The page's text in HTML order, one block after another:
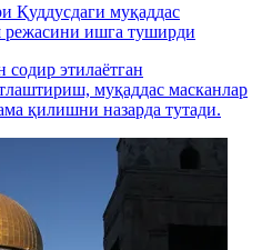
Қуддусдаги муқаддас
ишга туширди
этилаётган
муқаддас масканлар
қилишни назарда тутади.